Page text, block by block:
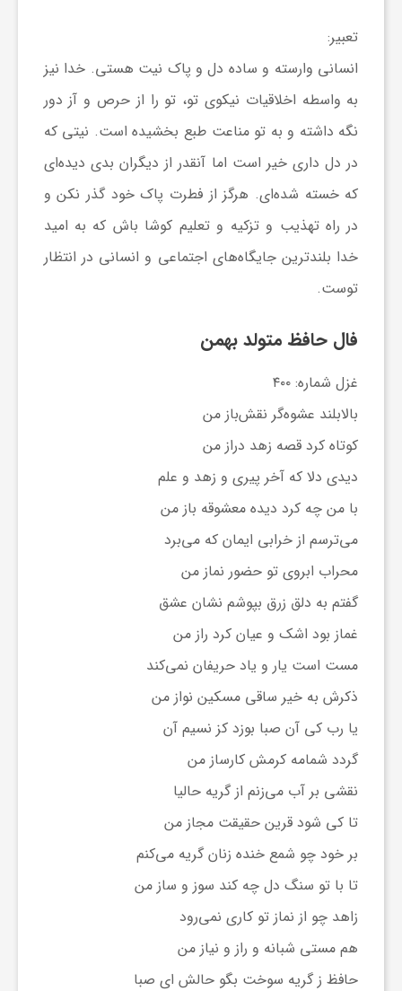
تعبیر:
انسانی وارسته و ساده دل و پاک نیت هستی. خدا نیز
به واسطه اخلاقیات نیکوی تو، تو را از حرص و آز دور
نگه داشته و به تو مناعت طبع بخشیده است. نیتی که
در دل داری خیر است اما آنقدر از دیگران بدی دیده‌ای
که خسته شده‌ای. هرگز از فطرت پاک خود گذر نکن و
در راه تهذیب و تزکیه و تعلیم کوشا باش که به امید
خدا بلندترین جایگاه‌های اجتماعی و انسانی در انتظار
توست.
فال حافظ متولد بهمن
غزل شماره: ۴۰۰
بالابلند عشوه‌گر نقش‌باز من
کوتاه کرد قصه زهد دراز من
دیدی دلا که آخر پیری و زهد و علم
با من چه کرد دیده معشوقه باز من
می‌ترسم از خرابی ایمان که می‌برد
محراب ابروی تو حضور نماز من
گفتم به دلق زرق بپوشم نشان عشق
غماز بود اشک و عیان کرد راز من
مست است یار و یاد حریفان نمی‌کند
ذکرش به خیر ساقی مسکین نواز من
یا رب کی آن صبا بوزد کز نسیم آن
گردد شمامه کرمش کارساز من
نقشی بر آب می‌زنم از گریه حالیا
تا کی شود قرین حقیقت مجاز من
بر خود چو شمع خنده زنان گریه می‌کنم
تا با تو سنگ دل چه کند سوز و ساز من
زاهد چو از نماز تو کاری نمی‌رود
هم مستی شبانه و راز و نیاز من
حافظ ز گریه سوخت بگو حالش ای صبا